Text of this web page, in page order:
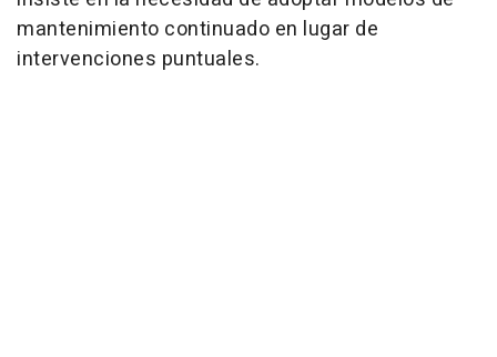
mantenimiento continuado en lugar de
intervenciones puntuales.